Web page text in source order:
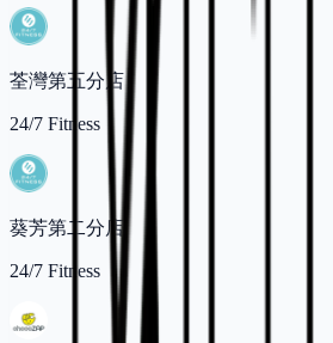
荃灣第五分店
24/7 Fitness
葵芳第二分店
24/7 Fitness